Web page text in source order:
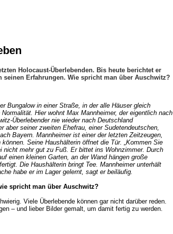
Holocaust-Überlebenden. Bis heute berichtet er
Erfahrungen. Wie spricht man über Auschwitz?
Bungalow in einer Straße, in der alle Häuser gleich
Hier wohnt Max Mannheimer, der eigentlich nach
Überlebender nie wieder nach Deutschland
aber seiner zweiten Ehefrau, einer Sudetendeutschen,
Bayern. Mannheimer ist einer der letzten Zeitzeugen,
Seine Haushälterin öffnet die Tür. „Kommen Sie
nicht mehr gut zu Fuß. Er bittet ins Wohnzimmer. Durch
einen kleinen Garten, an der Wand hängen große
Die Haushälterin bringt Tee. Mannheimer unterhält
habe er im Lager gelernt, sagt er beiläufig.
spricht man über Auschwitz?
Viele Überlebende können gar nicht darüber reden.
– und lieber Bilder gemalt, um damit fertig zu werden.